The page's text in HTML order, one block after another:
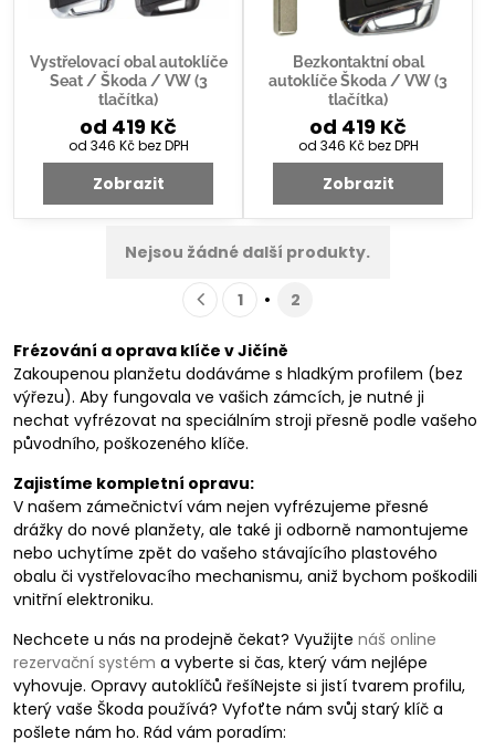
Vystřelovací obal autoklíče
Seat / Škoda / VW (3
tlačítka)
od 419 Kč
od 346 Kčbez DPH
Zobrazit
Bezkontaktní obal
autoklíče Škoda / VW (3
tlačítka)
od 419 Kč
od 346 Kčbez DPH
Zobrazit
Nejsou žádné další produkty.
1 2
Frézování a oprava klíče v Jičíně
Zakoupenou planžetu dodáváme s hladkým profilem (bez
výřezu). Aby fungovala ve vašich zámcích, je nutné ji
nechat vyfrézovat na speciálním stroji přesně podle vašeho
původního, poškozeného klíče.
Zajistíme kompletní opravu:
V našem zámečnictví vám nejen vyfrézujeme přesné
drážky do nové planžety, ale také ji odborně namontujeme
nebo uchytíme zpět do vašeho stávajícího plastového
obalu či vystřelovacího mechanismu, aniž bychom poškodili
vnitřní elektroniku.
Nechcete u nás na prodejně čekat? Využijte náš online
rezervační systém a vyberte si čas, který vám nejlépe
vyhovuje. Opravy autoklíčů řešíNejste si jistí tvarem profilu,
který vaše Škoda používá? Vyfoťte nám svůj starý klíč a
pošlete nám ho. Rád vám poradím: